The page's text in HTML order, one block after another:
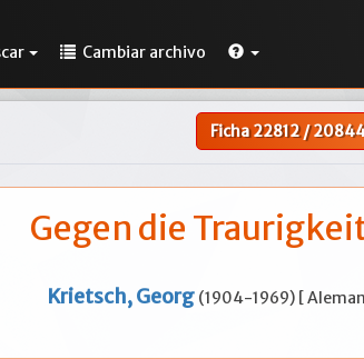
Cambiar archivo
Ficha22812/
Gegen die
Krietsch, Georg (1904-1969) [